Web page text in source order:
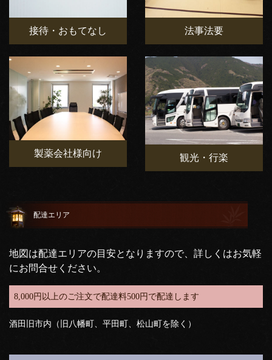
接待・おもてなし 法事法要
製薬会社様向け 観光・行楽
配達エリア
地図は配達エリアの目安となりますので、詳しくはお気軽
にお問合せください。
8,000円以上のご注文で配達料500円で配達します
酒田旧市内（旧八幡町、平田町、松山町を除く）